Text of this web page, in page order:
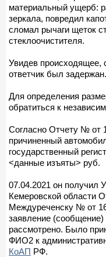
материальный ущерб:
зеркала, повредил
сломал рычаги щеток
стеклоочистителя.
Увидев происходящее,
ответчик был задержан.
Для определения
обратиться к
Согласно Отчету № от
причиненный
государственный
<данные изъяты> руб.
07.04.2021 он получил
Кемеровской области
Междуреченску № от
заявление
рассмотрено. Было
ФИО2 к
КоАП РФ.